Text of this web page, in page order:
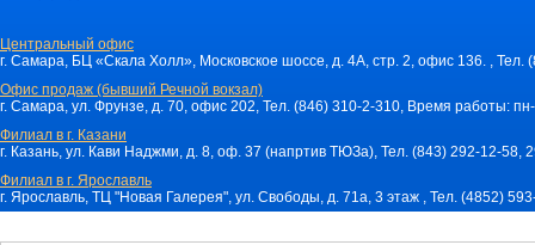
Центральный офис
г. Самара, БЦ «Скала Холл», Московское шоссе, д. 4А, стр. 2, офис 136. ,
Офис продаж (бывший Речной вокзал)
г. Самара, ул. Фрунзе, д. 70, офис 202, Тел. (846) 310-2-310, Время работы:
Филиал в г. Казани
г. Казань, ул. Кави Наджми, д. 8, оф. 37 (напртив ТЮЗа), Тел. (843) 292-12-
Филиал в г. Ярославль
г. Ярославль, ТЦ "Новая Галерея", ул. Свободы, д. 71a, 3 этаж , Тел. (4852)